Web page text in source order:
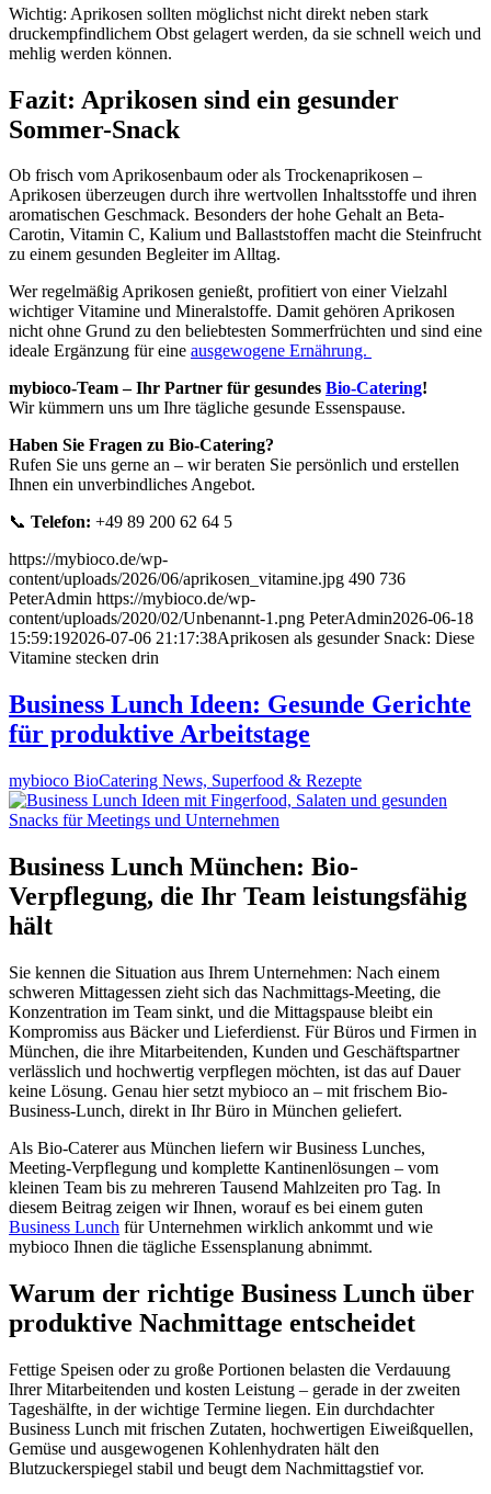
Wichtig: Aprikosen sollten möglichst nicht direkt neben stark
druckempfindlichem Obst gelagert werden, da sie schnell weich und
mehlig werden können.
Fazit: Aprikosen sind ein gesunder
Sommer-Snack
Ob frisch vom Aprikosenbaum oder als Trockenaprikosen –
Aprikosen überzeugen durch ihre wertvollen Inhaltsstoffe und ihren
aromatischen Geschmack. Besonders der hohe Gehalt an Beta-
Carotin, Vitamin C, Kalium und Ballaststoffen macht die Steinfrucht
zu einem gesunden Begleiter im Alltag.
Wer regelmäßig Aprikosen genießt, profitiert von einer Vielzahl
wichtiger Vitamine und Mineralstoffe. Damit gehören Aprikosen
nicht ohne Grund zu den beliebtesten Sommerfrüchten und sind eine
ideale Ergänzung für eine ausgewogene Ernährung.
mybioco-Team – Ihr Partner für gesundes Bio-Catering!
Wir kümmern uns um Ihre tägliche gesunde Essenspause.
Haben Sie Fragen zu Bio-Catering?
Rufen Sie uns gerne an – wir beraten Sie persönlich und erstellen
Ihnen ein unverbindliches Angebot.
📞 Telefon: +49 89 200 62 64 5
https://mybioco.de/wp-
content/uploads/2026/06/aprikosen_vitamine.jpg 490 736
PeterAdmin https://mybioco.de/wp-
content/uploads/2020/02/Unbenannt-1.png PeterAdmin2026-06-18
15:59:192026-07-06 21:17:38Aprikosen als gesunder Snack: Diese
Vitamine stecken drin
Business Lunch Ideen: Gesunde Gerichte
für produktive Arbeitstage
mybioco BioCatering News, Superfood & Rezepte
Business Lunch München: Bio-
Verpflegung, die Ihr Team leistungsfähig
hält
Sie kennen die Situation aus Ihrem Unternehmen: Nach einem
schweren Mittagessen zieht sich das Nachmittags-Meeting, die
Konzentration im Team sinkt, und die Mittagspause bleibt ein
Kompromiss aus Bäcker und Lieferdienst. Für Büros und Firmen in
München, die ihre Mitarbeitenden, Kunden und Geschäftspartner
verlässlich und hochwertig verpflegen möchten, ist das auf Dauer
keine Lösung. Genau hier setzt mybioco an – mit frischem Bio-
Business-Lunch, direkt in Ihr Büro in München geliefert.
Als Bio-Caterer aus München liefern wir Business Lunches,
Meeting-Verpflegung und komplette Kantinenlösungen – vom
kleinen Team bis zu mehreren Tausend Mahlzeiten pro Tag. In
diesem Beitrag zeigen wir Ihnen, worauf es bei einem guten
Business Lunch für Unternehmen wirklich ankommt und wie
mybioco Ihnen die tägliche Essensplanung abnimmt.
Warum der richtige Business Lunch über
produktive Nachmittage entscheidet
Fettige Speisen oder zu große Portionen belasten die Verdauung
Ihrer Mitarbeitenden und kosten Leistung – gerade in der zweiten
Tageshälfte, in der wichtige Termine liegen. Ein durchdachter
Business Lunch mit frischen Zutaten, hochwertigen Eiweißquellen,
Gemüse und ausgewogenen Kohlenhydraten hält den
Blutzuckerspiegel stabil und beugt dem Nachmittagstief vor.